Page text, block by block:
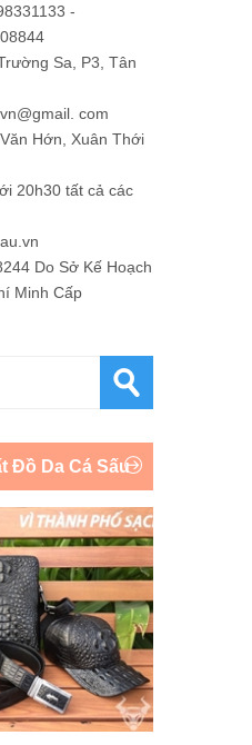
-
Sa, P3, Tân
com
Hớn, Xuân Thới
20h30 tất cả các
Do Sở Kế Hoạch
Minh Cấp
Đồ Da Cá Sấu